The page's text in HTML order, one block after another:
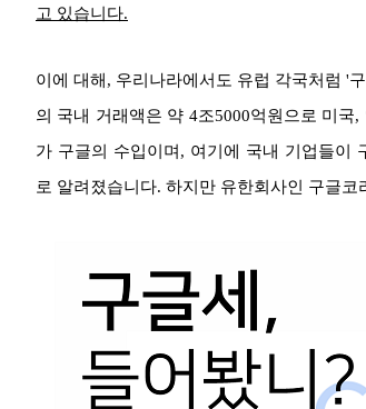
고 있습니다.
이에 대해, 우리나라에서도 유럽 각국처럼 '
의 국내 거래액은 약 4조5000억원으로 미
가 구글의 수입이며, 여기에 국내 기업들이
로 알려졌습니다. 하지만 유한회사인 구글